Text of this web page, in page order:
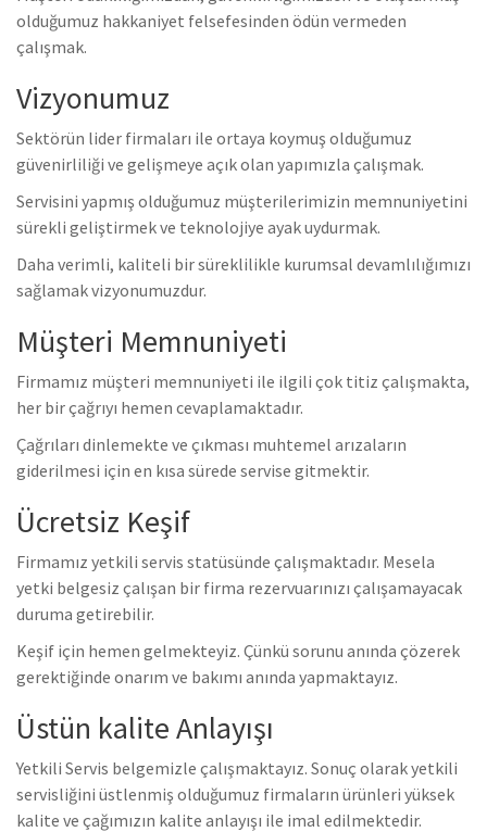
olduğumuz hakkaniyet felsefesinden ödün vermeden
çalışmak.
Vizyonumuz
Sektörün lider firmaları ile ortaya koymuş olduğumuz
güvenirliliği ve gelişmeye açık olan yapımızla çalışmak.
Servisini yapmış olduğumuz müşterilerimizin memnuniyetini
sürekli geliştirmek ve teknolojiye ayak uydurmak.
Daha verimli, kaliteli bir süreklilikle kurumsal devamlılığımızı
sağlamak vizyonumuzdur.
Müşteri Memnuniyeti
Firmamız müşteri memnuniyeti ile ilgili çok titiz çalışmakta,
her bir çağrıyı hemen cevaplamaktadır.
Çağrıları dinlemekte ve çıkması muhtemel arızaların
giderilmesi için en kısa sürede servise gitmektir.
Ücretsiz Keşif
Firmamız yetkili servis statüsünde çalışmaktadır. Mesela
yetki belgesiz çalışan bir firma rezervuarınızı çalışamayacak
duruma getirebilir.
Keşif için hemen gelmekteyiz. Çünkü sorunu anında çözerek
gerektiğinde onarım ve bakımı anında yapmaktayız.
Üstün kalite Anlayışı
Yetkili Servis belgemizle çalışmaktayız. Sonuç olarak yetkili
servisliğini üstlenmiş olduğumuz firmaların ürünleri yüksek
kalite ve çağımızın kalite anlayışı ile imal edilmektedir.